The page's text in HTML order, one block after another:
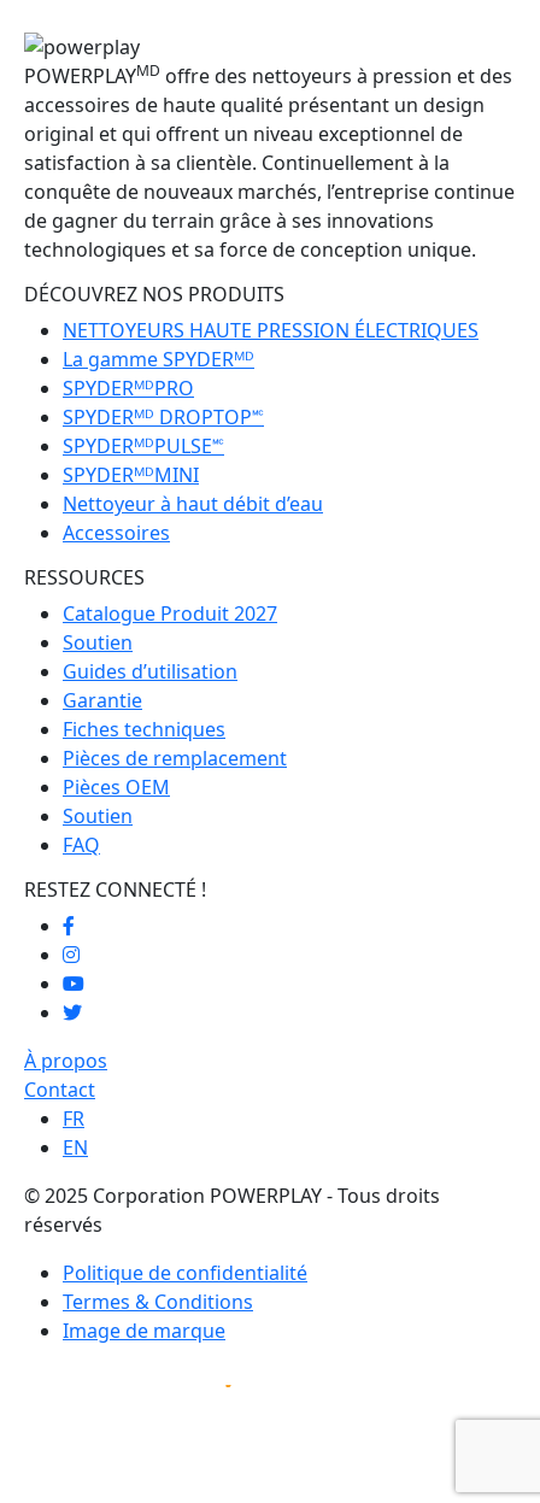
POWERPLAYMD offre des nettoyeurs à pression et des
accessoires de haute qualité présentant un design
original et qui offrent un niveau exceptionnel de
satisfaction à sa clientèle. Continuellement à la
conquête de nouveaux marchés, l’entreprise continue
de gagner du terrain grâce à ses innovations
technologiques et sa force de conception unique.
DÉCOUVREZ NOS PRODUITS
NETTOYEURS HAUTE PRESSION ÉLECTRIQUES
La gamme SPYDERᴹᴰ
SPYDERᴹᴰPRO
SPYDERᴹᴰ DROPTOP🅪
SPYDERᴹᴰPULSE🅪
SPYDERᴹᴰMINI
Nettoyeur à haut débit d’eau
Accessoires
RESSOURCES
Catalogue Produit 2027
Soutien
Guides d’utilisation
Garantie
Fiches techniques
Pièces de remplacement
Pièces OEM
Soutien
FAQ
RESTEZ CONNECTÉ !
À propos
Contact
FR
EN
© 2025 Corporation POWERPLAY - Tous droits
réservés
Politique de confidentialité
Termes & Conditions
Image de marque